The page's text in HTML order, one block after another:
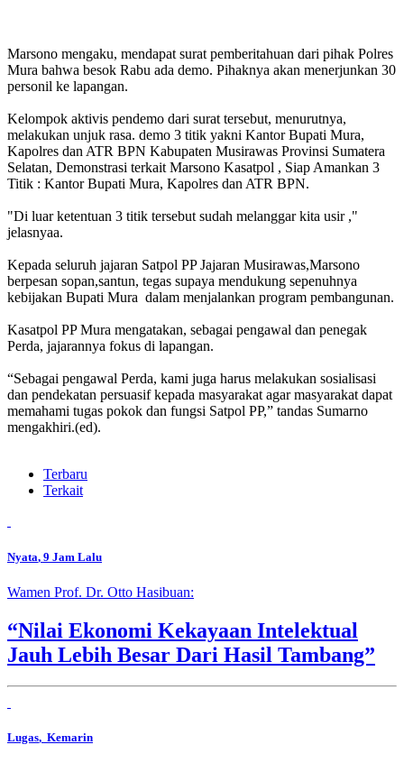
Marsono mengaku, mendapat surat pemberitahuan dari pihak Polres
Mura bahwa besok Rabu ada demo. Pihaknya akan menerjunkan 30
personil ke lapangan.
Kelompok aktivis pendemo dari surat tersebut, menurutnya,
melakukan unjuk rasa. demo 3 titik yakni Kantor Bupati Mura,
Kapolres dan ATR BPN Kabupaten Musirawas Provinsi Sumatera
Selatan, Demonstrasi terkait Marsono Kasatpol , Siap Amankan 3
Titik : Kantor Bupati Mura, Kapolres dan ATR BPN.
"Di luar ketentuan 3 titik tersebut sudah melanggar kita usir ,"
jelasnyaa.
Kepada seluruh jajaran Satpol PP Jajaran Musirawas,Marsono
berpesan sopan,santun, tegas supaya mendukung sepenuhnya
kebijakan Bupati Mura dalam menjalankan program pembangunan.
Kasatpol PP Mura mengatakan, sebagai pengawal dan penegak
Perda, jajarannya fokus di lapangan.
“Sebagai pengawal Perda, kami juga harus melakukan sosialisasi
dan pendekatan persuasif kepada masyarakat agar masyarakat dapat
memahami tugas pokok dan fungsi Satpol PP,” tandas Sumarno
mengakhiri.(ed).
Terbaru
Terkait
Nyata, 9 Jam Lalu
Wamen Prof. Dr. Otto Hasibuan:
“Nilai Ekonomi Kekayaan Intelektual
Jauh Lebih Besar Dari Hasil Tambang”
Lugas, Kemarin